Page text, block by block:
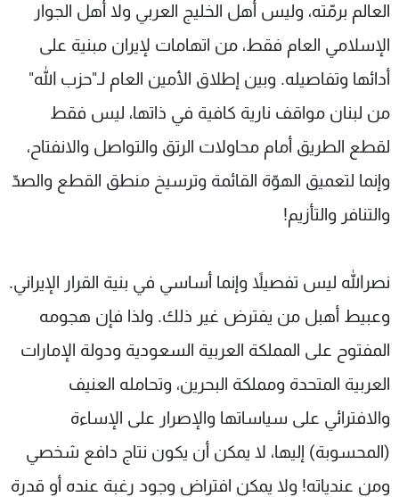
العالم برمّته، وليس أهل الخليج العربي ولا أهل الجوار
الإسلامي العام فقط، من اتهامات لإيران مبنية على
أدائها وتفاصيله. وبين إطلاق الأمين العام لـ"حزب الله"
من لبنان مواقف نارية كافية في ذاتها، ليس فقط
لقطع الطريق أمام محاولات الرتق والتواصل والانفتاح،
وإنما لتعميق الهوّة القائمة وترسيخ منطق القطع والصدّ
والتنافر والتأزيم!
نصرالله ليس تفصيلاً وإنما أساسي في بنية القرار الإيراني.
وعبيط أهبل من يفترض غير ذلك. ولذا فإن هجومه
المفتوح على المملكة العربية السعودية ودولة الإمارات
العربية المتحدة ومملكة البحرين، وتحامله العنيف
والافترائي على سياساتها والإصرار على الإساءة
(المحسوبة) إليها، لا يمكن أن يكون نتاج دافع شخصي
ومن عندياته! ولا يمكن افتراض وجود رغبة عنده أو قدرة